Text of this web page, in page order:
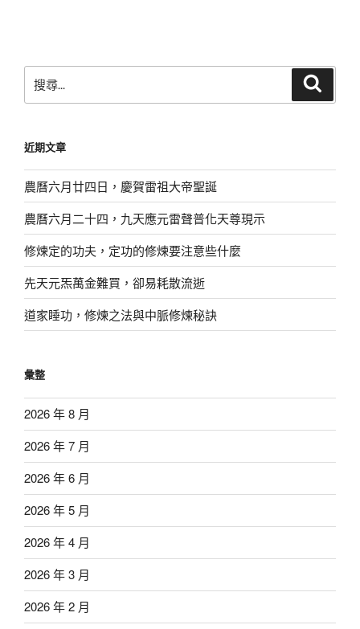
尋
字:
近期文章
農曆六月廿四日，慶賀雷祖大帝聖誕
農曆六月二十四，九天應元雷聲普化天尊現示
修煉定的功夫，定功的修煉要注意些什麼
先天元炁萬金難買，卻易耗散流逝
道家睡功，修煉之法與中脈修煉秘訣
彙整
2026 年 8 月
2026 年 7 月
2026 年 6 月
2026 年 5 月
2026 年 4 月
2026 年 3 月
2026 年 2 月